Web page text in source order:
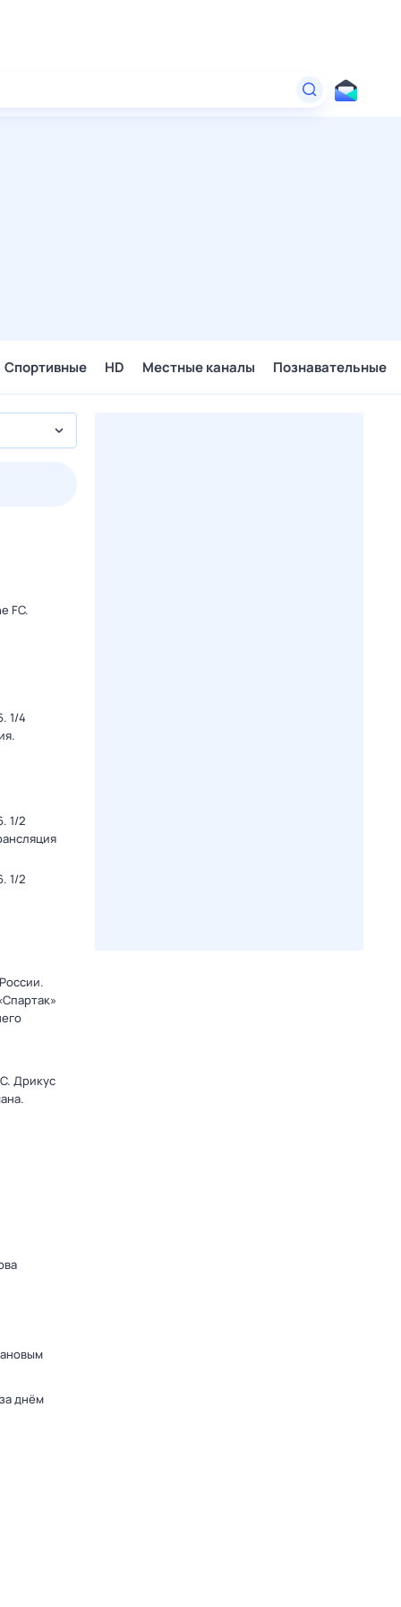
Спортивные HD Местные каналы Познавательные
FC.
1/4
1/2
1/2
Дрикус
днём